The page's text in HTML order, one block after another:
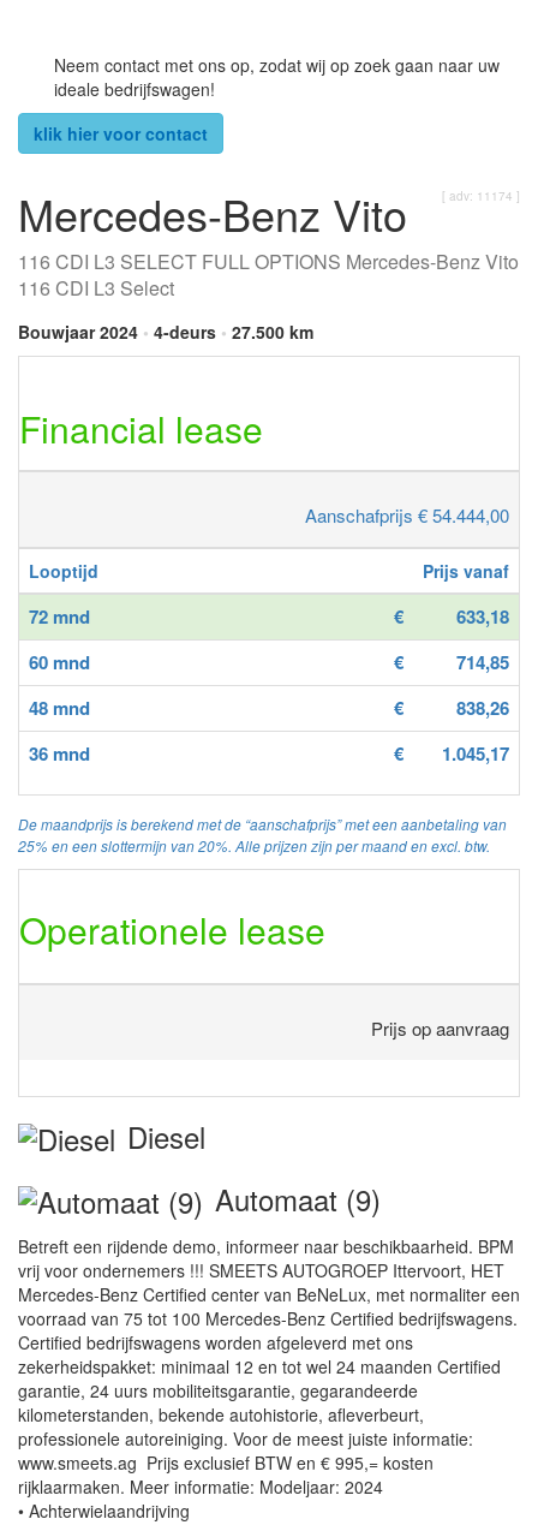
Neem contact met ons op, zodat wij op zoek gaan naar uw
ideale bedrijfswagen!
klik hier voor contact
[ adv: 11174 ]
Mercedes-Benz Vito
116 CDI L3 SELECT FULL OPTIONS Mercedes-Benz Vito
116 CDI L3 Select
Bouwjaar 2024 • 4-deurs • 27.500 km
Financial lease
Aanschafprijs € 54.444,00
Looptijd Prijs vanaf
72 mnd €
633,18
60 mnd
€
714,85
48 mnd
€
838,26
36 mnd
€ 1.045,17
De maandprijs is berekend met de “aanschafprijs” met een aanbetaling van
25% en een slottermijn van 20%. Alle prijzen zijn per maand en excl. btw.
Operationele lease
Prijs op aanvraag
Diesel
Automaat (9)
Betreft een rijdende demo, informeer naar beschikbaarheid. BPM
vrij voor ondernemers !!! SMEETS AUTOGROEP Ittervoort, HET
Mercedes-Benz Certified center van BeNeLux, met normaliter een
voorraad van 75 tot 100 Mercedes-Benz Certified bedrijfswagens.
Certified bedrijfswagens worden afgeleverd met ons
zekerheidspakket: minimaal 12 en tot wel 24 maanden Certified
garantie, 24 uurs mobiliteitsgarantie, gegarandeerde
kilometerstanden, bekende autohistorie, afleverbeurt,
professionele autoreiniging. Voor de meest juiste informatie:
www.smeets.ag Prijs exclusief BTW en € 995,= kosten
rijklaarmaken. Meer informatie: Modeljaar: 2024
• Achterwielaandrijving